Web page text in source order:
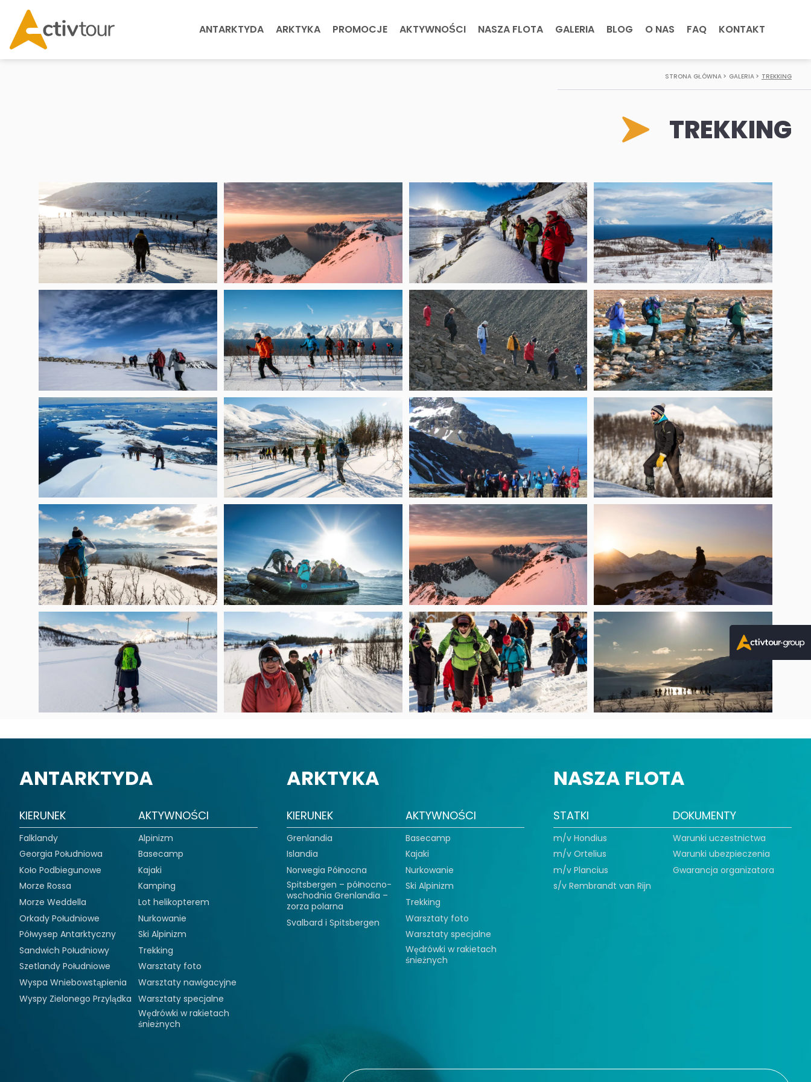
ANTARKTYDA ARKTYKA PROMOCJE AKTYWNOŚCI NASZA FLOTA GALERIA BLOG O NAS FAQ KONTAKT
STRONA GŁÓWNA GALERIA TREKKING
TREKKING
ANTARKTYDA
KIERUNEK
Falklandy
Georgia Południowa
Koło Podbiegunowe
Morze Rossa
Morze Weddella
Orkady Południowe
Półwysep Antarktyczny
Sandwich Południowy
Szetlandy Południowe
Wyspa Wniebowstąpienia
Wyspy Zielonego Przylądka
AKTYWNOŚCI
Alpinizm
Basecamp
Kajaki
Kamping
Lot helikopterem
Nurkowanie
Ski Alpinizm
Trekking
Warsztaty foto
Warsztaty nawigacyjne
Warsztaty specjalne
Wędrówki w rakietach
śnieżnych
ARKTYKA
KIERUNEK
Grenlandia
Islandia
Norwegia Północna
Spitsbergen – północno-
wschodnia Grenlandia –
zorza polarna
Svalbard i Spitsbergen
AKTYWNOŚCI
Basecamp
Kajaki
Nurkowanie
Ski Alpinizm
Trekking
Warsztaty foto
Warsztaty specjalne
Wędrówki w rakietach
śnieżnych
NASZA FLOTA
STATKI
m/v Hondius
m/v Ortelius
m/v Plancius
s/v Rembrandt van Rijn
DOKUMENTY
Warunki uczestnictwa
Warunki ubezpieczenia
Gwarancja organizatora